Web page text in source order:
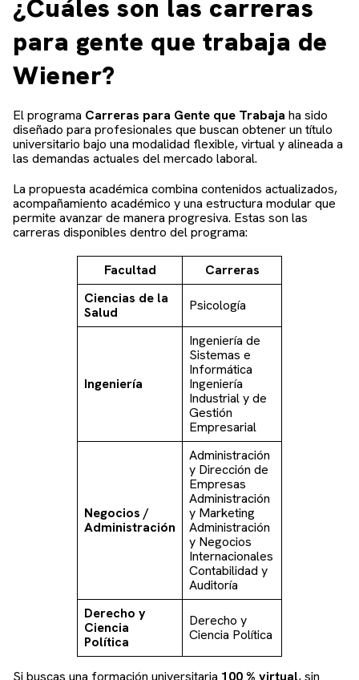
¿Cuáles son las carreras
para gente que trabaja de
Wiener?
El programa Carreras para Gente que Trabaja ha sido
diseñado para profesionales que buscan obtener un título
universitario bajo una modalidad flexible, virtual y alineada a
las demandas actuales del mercado laboral.
La propuesta académica combina contenidos actualizados,
acompañamiento académico y una estructura modular que
permite avanzar de manera progresiva. Estas son las
carreras disponibles dentro del programa:
Facultad
Carreras
Ciencias de la
Salud
Psicología
Ingeniería
Ingeniería de
Sistemas e
Informática
Ingeniería
Industrial y de
Gestión
Empresarial
Negocios /
Administración
Administración
y Dirección de
Empresas
Administración
y Marketing
Administración
y Negocios
Internacionales
Contabilidad y
Auditoría
Derecho y
Ciencia
Política
Derecho y
Ciencia Política
Si buscas una formación universitaria 100 % virtual, sin